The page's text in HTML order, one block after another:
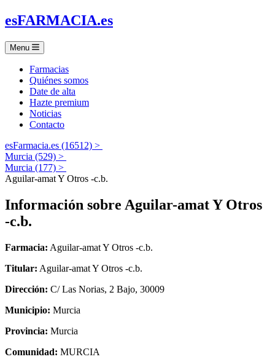
esFARMACIA.es
Menu
Farmacias
Quiénes somos
Date de alta
Hazte premium
Noticias
Contacto
esFarmacia.es (16512) >
Murcia (529) >
Murcia (177) >
Aguilar-amat Y Otros -c.b.
Información sobre Aguilar-amat Y Otros
-c.b.
Farmacia: Aguilar-amat Y Otros -c.b.
Titular: Aguilar-amat Y Otros -c.b.
Dirección: C/ Las Norias, 2 Bajo, 30009
Municipio: Murcia
Provincia: Murcia
Comunidad: MURCIA